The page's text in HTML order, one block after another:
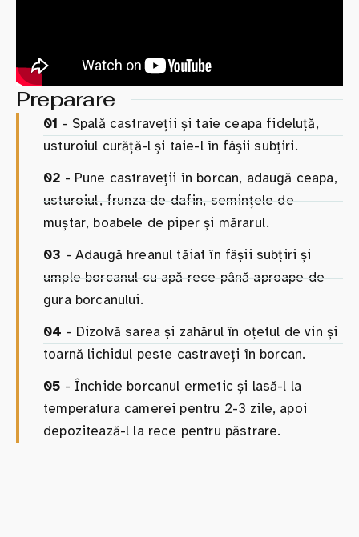
Preparare
01 - Spală castraveții și taie ceapa fideluță,
usturoiul curăță-l și taie-l în fâșii subțiri.
02 - Pune castraveții în borcan, adaugă ceapa,
usturoiul, frunza de dafin, semințele de
muștar, boabele de piper și mărarul.
03 - Adaugă hreanul tăiat în fâșii subțiri și
umple borcanul cu apă rece până aproape de
gura borcanului.
04 - Dizolvă sarea și zahărul în oțetul de vin și
toarnă lichidul peste castraveți în borcan.
05 - Închide borcanul ermetic și lasă-l la
temperatura camerei pentru 2-3 zile, apoi
depozitează-l la rece pentru păstrare.